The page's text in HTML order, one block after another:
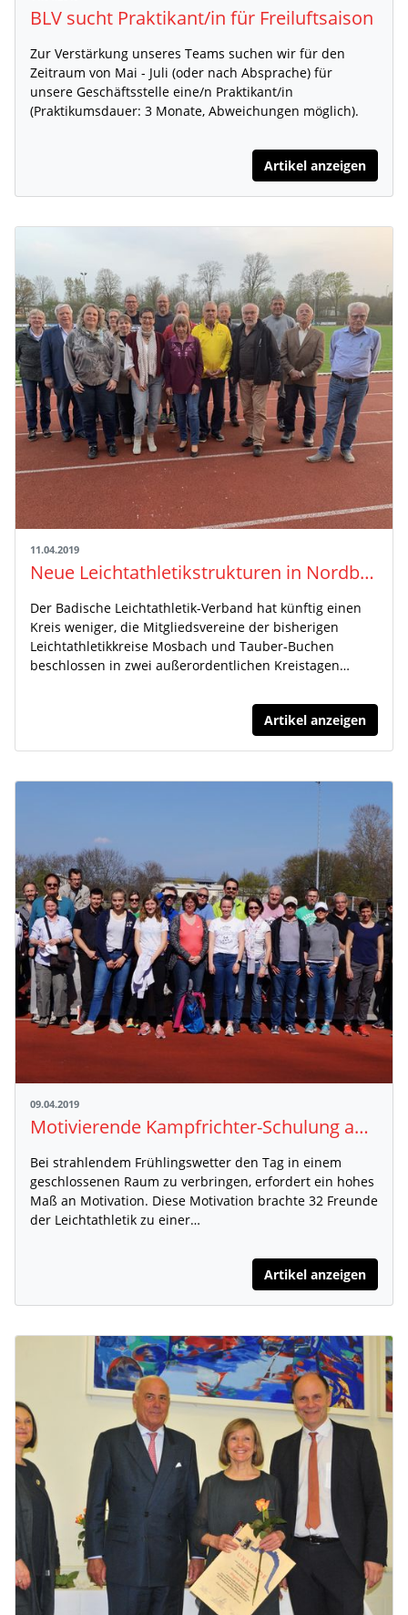
BLV sucht Praktikant/in für Freiluftsaison
Zur Verstärkung unseres Teams suchen wir für den
Zeitraum von Mai - Juli (oder nach Absprache) für
unsere Geschäftsstelle eine/n Praktikant/in
(Praktikumsdauer: 3 Monate, Abweichungen möglich).
Artikel anzeigen
11.04.2019
Neue Leichtathletikstrukturen in Nordbaden: Erfolgreiche Fusion der Kreise aus Mosbach und Tauber-Buchen
Der Badische Leichtathletik-Verband hat künftig einen
Kreis weniger, die Mitgliedsvereine der bisherigen
Leichtathletikkreise Mosbach und Tauber-Buchen
beschlossen in zwei außerordentlichen Kreistagen…
Artikel anzeigen
09.04.2019
Motivierende Kampfrichter-Schulung am 30.03.2019 in Bruchsal
Bei strahlendem Frühlingswetter den Tag in einem
geschlossenen Raum zu verbringen, erfordert ein hohes
Maß an Motivation. Diese Motivation brachte 32 Freunde
der Leichtathletik zu einer…
Artikel anzeigen